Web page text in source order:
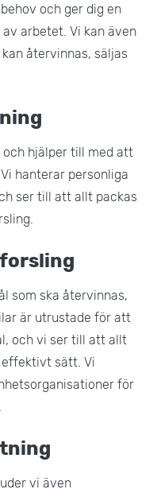
och ger dig en
arbetet. Vi kan även
återvinnas, säljas
hjälper till med att
hanterar personliga
ser till att allt packas
som ska återvinnas,
är utrustade för att
och vi ser till att allt
sätt. Vi
för
vi även